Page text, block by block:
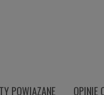
POWIĄZANE OPINIE